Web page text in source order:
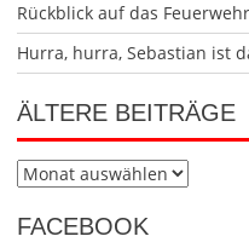
Rückblick auf das
Hurra, hurra, Sebastian ist
ÄLTERE BEITRÄGE
Ältere
FACEBOOK